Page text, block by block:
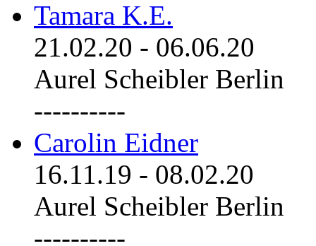
Tamara K.E.
21.02.20 - 06.06.20
Aurel Scheibler Berlin
----------
Carolin Eidner
16.11.19 - 08.02.20
Aurel Scheibler Berlin
----------